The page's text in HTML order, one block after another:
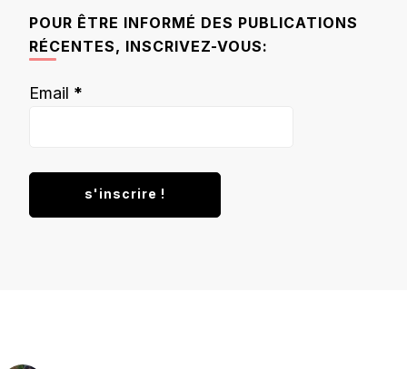
POUR ÊTRE INFORMÉ DES PUBLICATIONS
RÉCENTES, INSCRIVEZ-VOUS:
Email *